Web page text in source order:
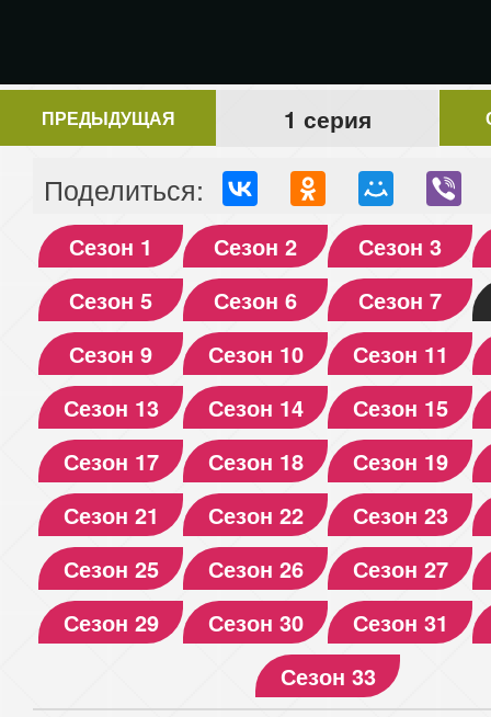
ПРЕДЫДУЩАЯ 1 серия
Поделиться:
Сезон 1 Сезон 2
Сезон 3
Сезон 5
Сезон 6
Сезон 7
Сезон 9
Сезон 10
Сезон 11
Сезон 13
Сезон 14
Сезон 15
Сезон 17
Сезон 18
Сезон 19
Сезон 21
Сезон 22
Сезон 23
Сезон 25
Сезон 26
Сезон 27
Сезон 29
Сезон 30
Сезон 31
Сезон 33